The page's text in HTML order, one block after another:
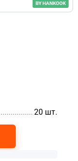
BY HANKOOK
20 шт.